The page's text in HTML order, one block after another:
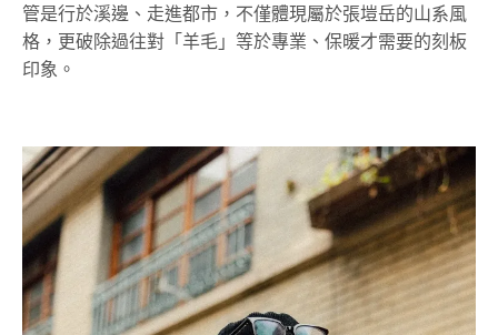
管是行於溪邊、走進都市，不僅體現屬於張塏岳的山系風
格，更破除過往對「羊毛」等於專業、保暖才需要的刻板
印象。